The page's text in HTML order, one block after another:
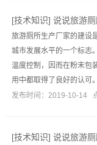
[技术知识] 说说旅游
旅游厕所生产厂家的建设
城市发展水平的一个标志
温度控制，因而在粉末包
用中都取得了良好的认可
发布时间：2019-10-14
[技术知识] 说说旅游